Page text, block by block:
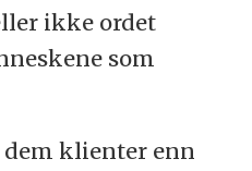
ikke ordet
som
klienter enn